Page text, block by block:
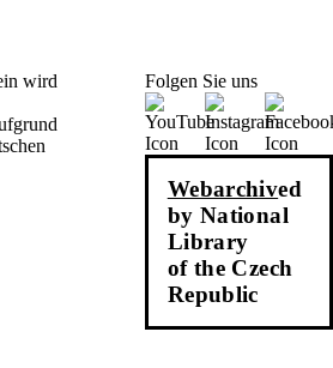
Folgen Sie uns
Webarchived
by National
Library
of the Czech
Republic